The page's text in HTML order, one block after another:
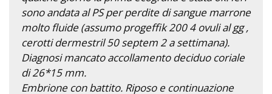
sono andata al PS per perdite di sangue marrone
molto fluide (assumo progeffik 200 4 ovuli al gg ,
cerotti dermestril 50 septem 2 a settimana).
Diagnosi mancato accollamento deciduo coriale
di 26*15 mm.
Embrione con battito. Riposo e continuazione